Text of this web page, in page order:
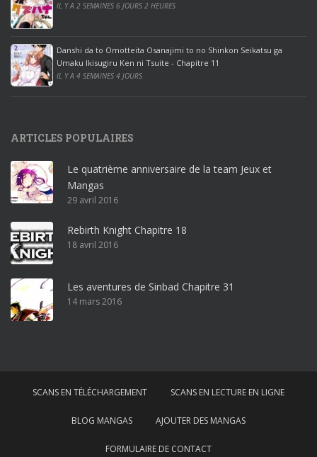
i
c
e
2
0
1
r
o
ff
i
c
e
3
r
d
IL Y A 2 SEMAINES 6 JOURS 2 HEURES
Danshi da to Omotteita Osanajimi to no Shinkon Seikatsu ga
Umaku Ikisugiru Ken ni Tsuite - Chapitre 11
IL Y A 4 SEMAINES 4 JOURS
ARTICLES POPULAIRES
Le quatrième anniversaire de la team Jeux et
Mangas
29 avril 2016
Rebirth Knight Chapitre 18
18 avril 2016
Les aventures de Sinbad Chapitre 31
14 mars 2016
SCANS EN TÉLÉCHARGEMENT SCANS EN LECTURE EN LIGNE
BLOG MANGAS AJOUTER DES MANGAS
FORMULAIRE DE CONTACT